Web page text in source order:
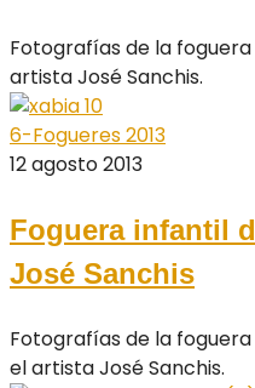
Fotografías de la
artista José Sanchis.
6-Fogueres 2013
12 agosto 2013
Foguera infantil
José Sanchis
Fotografías de la
el artista José Sanchis.